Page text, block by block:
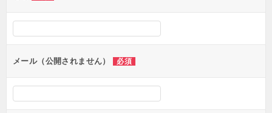
シ
ンメール（公開されません） 必須